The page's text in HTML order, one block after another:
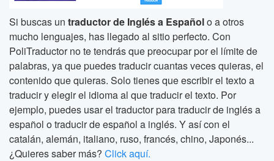
Si buscas un traductor de Inglés a Españolo a otros
mucho lenguajes, has llegado al sitio perfecto. Con
PoliTraductor no te tendrás que preocupar por el límite de
palabras, ya que puedes traducir cuantas veces quieras, el
contenido que quieras. Solo tienes que escribir el texto a
traducir y elegir el idioma al que traducir el texto. Por
ejemplo, puedes usar el traductor para traducir de inglés a
español o traducir de español a inglés. Y así con el
catalán, alemán, italiano, ruso, francés, chino, Japonés...
¿Quieres saber más? Click aquí.